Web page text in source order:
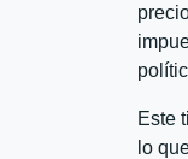
Este
lo